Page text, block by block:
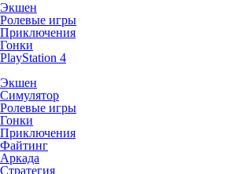
Экшен
Ролевые игры
Приключения
Гонки
PlayStation 4
Экшен
Симулятор
Ролевые игры
Гонки
Приключения
Файтинг
Аркада
Стратегия